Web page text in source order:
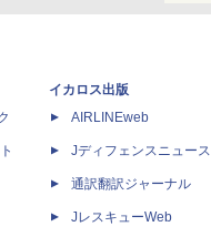
イカロス出版
AIRLINEweb
Jディフェンスニュース
通訳翻訳ジャーナル
JレスキューWeb